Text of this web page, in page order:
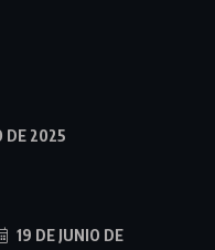
DE 2025
19 DE JUNIO DE